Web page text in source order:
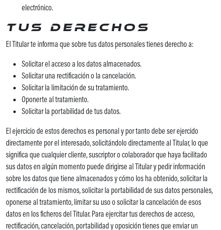
electrónico.
Tus derechos
El Titular te informa que sobre tus datos personales tienes derecho a:
Solicitar el acceso a los datos almacenados.
Solicitar una rectificación o la cancelación.
Solicitar la limitación de su tratamiento.
Oponerte al tratamiento.
Solicitar la portabilidad de tus datos.
El ejercicio de estos derechos es personal y por tanto debe ser ejercido
directamente por el interesado, solicitándolo directamente al Titular, lo que
significa que cualquier cliente, suscriptor o colaborador que haya facilitado
sus datos en algún momento puede dirigirse al Titular y pedir información
sobre los datos que tiene almacenados y cómo los ha obtenido, solicitar la
rectificación de los mismos, solicitar la portabilidad de sus datos personales,
oponerse al tratamiento, limitar su uso o solicitar la cancelación de esos
datos en los ficheros del Titular. Para ejercitar tus derechos de acceso,
rectificación, cancelación, portabilidad y oposición tienes que enviar un